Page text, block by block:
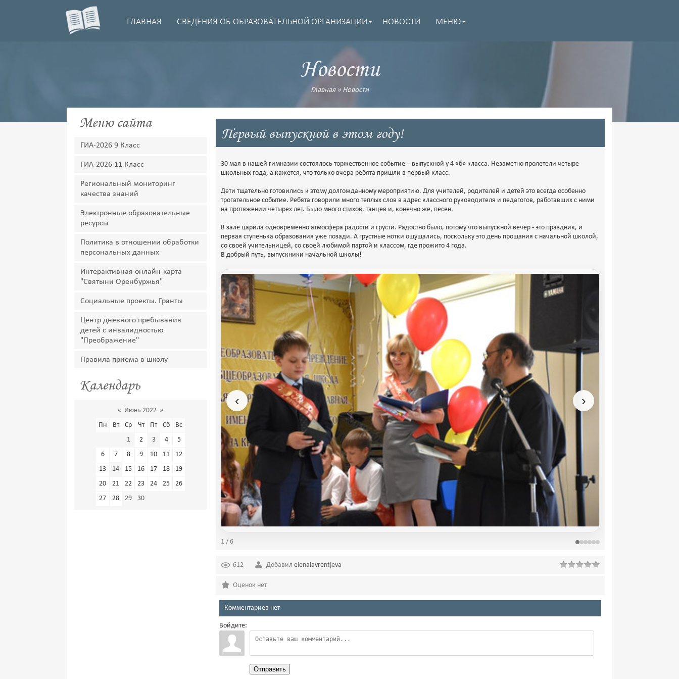
ГЛАВНАЯ СВЕДЕНИЯ ОБ ОБРАЗОВАТЕЛЬНОЙ ОРГАНИЗАЦИИ НОВОСТИ МЕНЮ
Новости
Главная» Новости
Меню сайта
ГИА-2026 9 Класс
ГИА-2026 11 Класс
Региональный мониторинг
качества знаний
Электронные образовательные
ресурсы
Политика в отношении обработки
персональных данных
Интерактивная онлайн-карта
"Святыни Оренбуржья"
Социальные проекты. Гранты
Центр дневного пребывания
детей с инвалидностью
"Преображение"
Правила приема в школу
Календарь
« Июнь 2022 »
Пн
Вт Ср Чт Пт Сб
Вс
1
2 3 4
5
6
7 8 9 10 11
12
13
14 15 16 17 18
19
20
21 22 23 24 25
26
27
28 29 30
Первый выпускной в этом году!
30 мая в нашей гимназии состоялось торжественное событие – выпускной у 4 «б» класса. Незаметно пролетели четыре
школьных года, а кажется, что только вчера ребята пришли в первый класс.
Дети тщательно готовились к этому долгожданному мероприятию. Для учителей, родителей и детей это всегда особенно
трогательное событие. Ребята говорили много теплых слов в адрес классного руководителя и педагогов, работавших с ними
на протяжении четырех лет. Было много стихов, танцев и, конечно же, песен.
В зале царила одновременно атмосфера радости и грусти. Радостно было, потому что выпускной вечер - это праздник, и
первая ступенька образования уже позади. А грустные нотки ощущались, поскольку это день прощания с начальной школой,
со своей учительницей, со своей любимой партой и классом, где прожито 4 года.
В добрый путь, выпускники начальной школы!
‹ ›
1 / 6
612 Добавил elenalavrentjeva
Оценок нет
Комментариев нет
Войдите:
Отправить